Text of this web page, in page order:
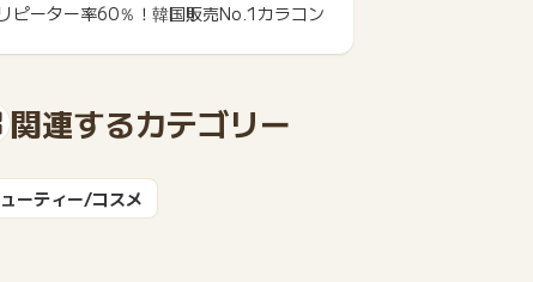
リピーター率60％！韓国販売No.1カラコン
関連するカテゴリー
ーティー/コスメ